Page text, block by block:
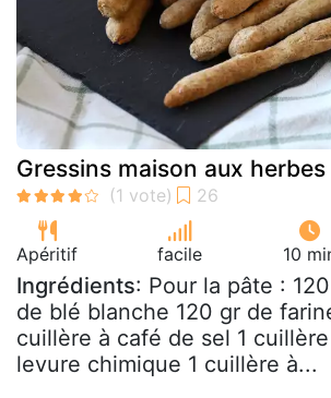
Gressins maison aux herbes
Apéritif facile 10
Ingrédients: Pour la pâte :
de blé blanche 120 gr de
cuillère à café de sel 1
levure chimique 1 cuillère à...